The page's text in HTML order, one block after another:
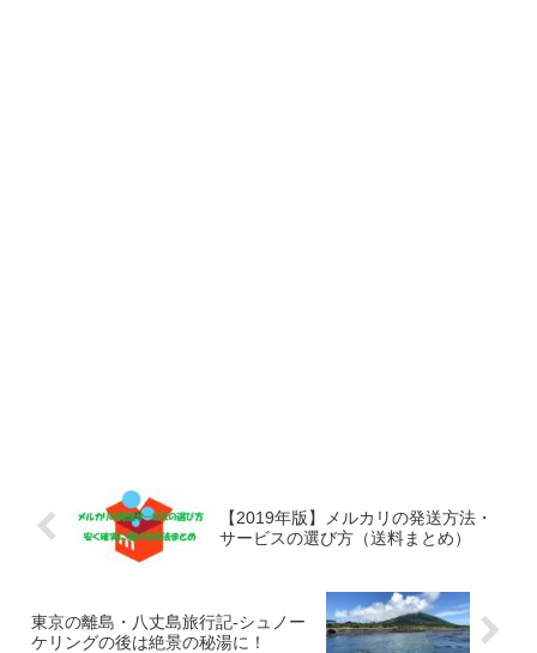
【2019年版】メルカリの発送方法・
サービスの選び方（送料まとめ）
東京の離島・八丈島旅行記-シュノー
ケリングの後は絶景の秘湯に！